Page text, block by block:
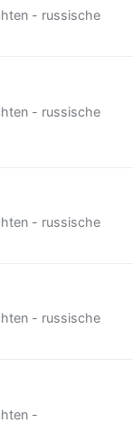
- russische
- russische
- russische
- russische
-